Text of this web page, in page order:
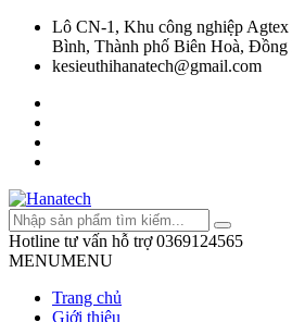
Lô CN-1, Khu công nghiệp
Bình, Thành phố Biên Hoà, Đồng
kesieuthihanatech@gmail.com
Hotline tư vấn hỗ trợ 0369124565
MENUMENU
Trang chủ
Giới thiệu